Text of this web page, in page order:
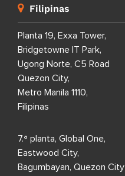
Filipinas
Planta 19, Exxa Tower,
Bridgetowne IT Park,
Ugong Norte, C5 Road
Quezon City,
Metro Manila 1110,
Filipinas
7.ª planta, Global One,
Eastwood City,
Bagumbayan, Quezon City